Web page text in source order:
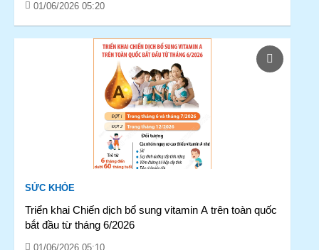
01/06/2026 05:20
SỨC KHỎE
Triển khai Chiến dịch bổ sung vitamin A trên toàn quốc
bắt đầu từ tháng 6/2026
01/06/2026 05:10